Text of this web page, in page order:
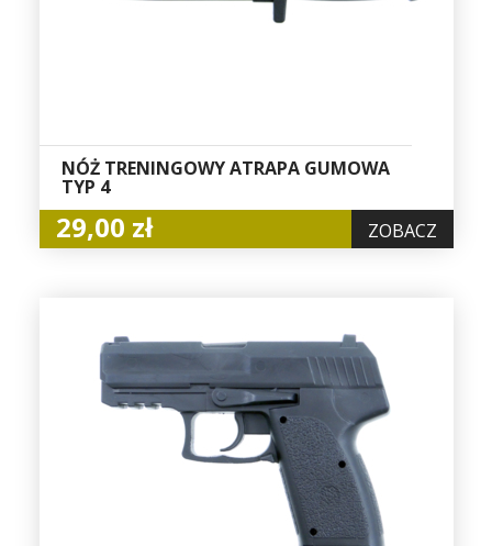
NÓŻ TRENINGOWY ATRAPA GUMOWA
TYP 4
29,00 zł ZOBACZ